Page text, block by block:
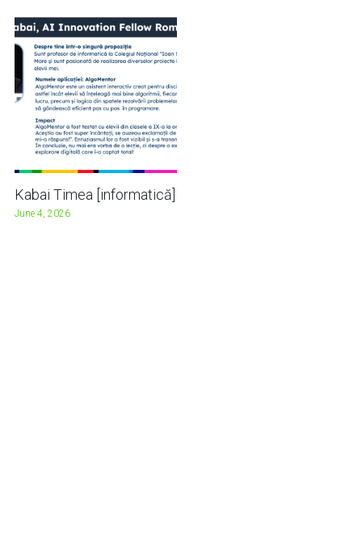
Kabai Timea [informatică]
June 4, 2026